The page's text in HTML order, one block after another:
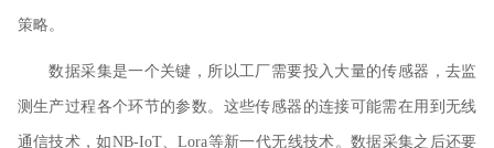
策略。
数据采集是一个关键，所以工厂需要投入大量的传感器，去监
测生产过程各个环节的参数。这些传感器的连接可能需在用到无线
通信技术，如NB-IoT、Lora等新一代无线技术。数据采集之后还要